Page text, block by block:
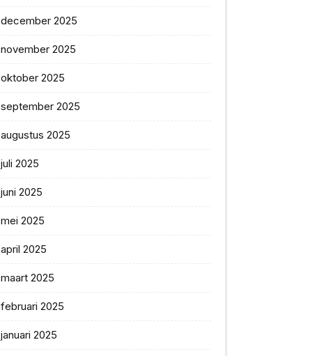
december 2025
november 2025
oktober 2025
september 2025
augustus 2025
juli 2025
juni 2025
mei 2025
april 2025
maart 2025
februari 2025
januari 2025